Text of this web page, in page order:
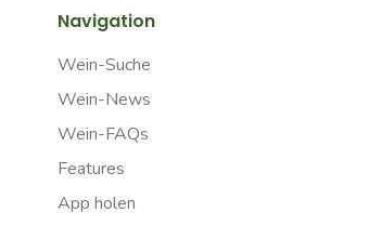
Navigation
Wein-Suche
Wein-News
Wein-FAQs
Features
App holen